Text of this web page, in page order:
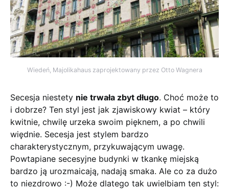
Wiedeń, Majolikahaus zaprojektowany przez Otto Wagnera
Secesja niestety nie trwała zbyt długo. Choć może to
i dobrze? Ten styl jest jak zjawiskowy kwiat – który
kwitnie, chwilę urzeka swoim pięknem, a po chwili
więdnie. Secesja jest stylem bardzo
charakterystycznym, przykuwającym uwagę.
Powtapiane secesyjne budynki w tkankę miejską
bardzo ją urozmaicają, nadają smaka. Ale co za dużo
to niezdrowo :-) Może dlatego tak uwielbiam ten styl: